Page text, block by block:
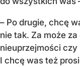
– Po drugie, chcę
nie tak. Za może
nieuprzejmości czy
I chcę was też